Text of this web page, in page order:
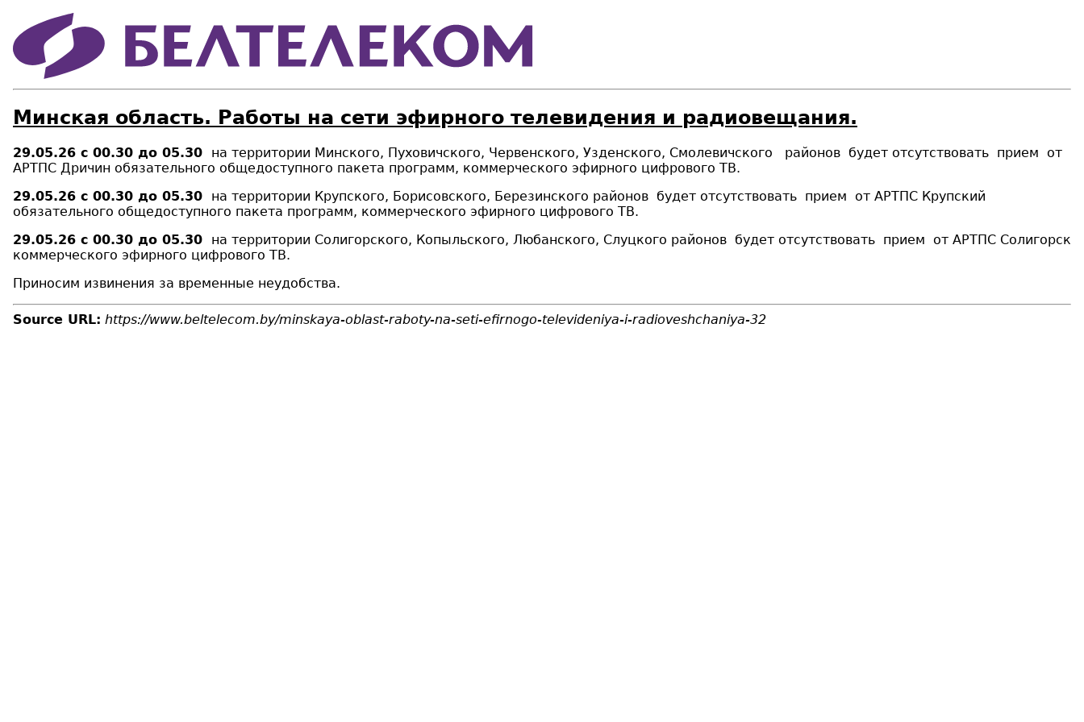
Минская область. Работы на сети эфирного телевидения и радиовещания.
29.05.26 с 00.30 до 05.30 на территории Минского, Пуховичского, Червенского, Узденского, Смолевичского районов будет отсутствовать прием от
АРТПС Дричин обязательного общедоступного пакета программ, коммерческого эфирного цифрового ТВ.
29.05.26 с 00.30 до 05.30 на территории Крупского, Борисовского, Березинского районов будет отсутствовать прием от АРТПС Крупский
обязательного общедоступного пакета программ, коммерческого эфирного цифрового ТВ.
29.05.26 с 00.30 до 05.30 на территории Солигорского, Копыльского, Любанского, Слуцкого районов будет отсутствовать прием от АРТПС Солигорск
коммерческого эфирного цифрового ТВ.
Приносим извинения за временные неудобства.
Source URL: https://www.beltelecom.by/minskaya-oblast-raboty-na-seti-efirnogo-televideniya-i-radioveshchaniya-32